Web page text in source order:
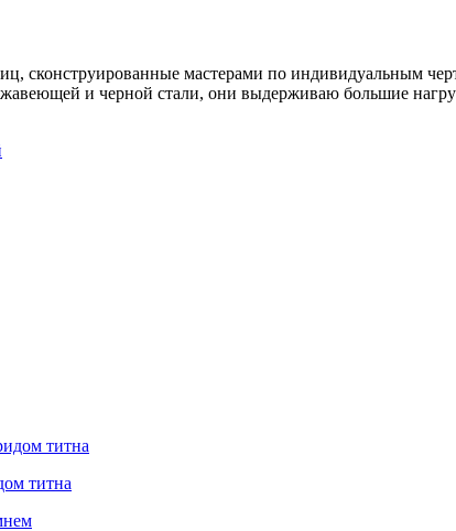
сконструированные мастерами по индивидуальным
и черной стали, они выдерживаю большие
титна